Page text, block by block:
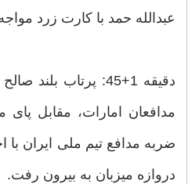
عبدالله حمد با کارت زرد
دقیقه 1+45: پرتاب
مدافعان امارات، مقابل
ضربه مدافع تیم ملی ایران با
دروازه میزبان به بیرون رفت.